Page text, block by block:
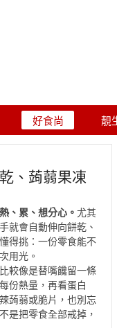
好食尚 靚
、蒟蒻果凍
、累、想分心。 尤其
就會自動伸向餅乾、
得挑：一份零食能不
用光。
較像是替嘴饞留一條
份熱量，再看蛋白
蒟蒻或脆片，也別忘
是把零食全部戒掉，